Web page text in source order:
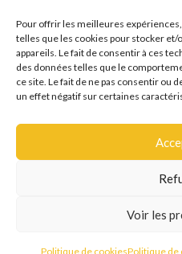
Pour offrir les meilleures
telles que les cookies pour stocker
appareils. Le fait de consentir à ces
des données telles que le
ce site. Le fait de ne pas consentir ou
un effet négatif sur certaines
Voir les
Politique de cookiesPolitique
Connexion
Flux des publications
Flux des commentaires
Site de WordPress-FR
Site créé par l'agence de
Mentions Légales